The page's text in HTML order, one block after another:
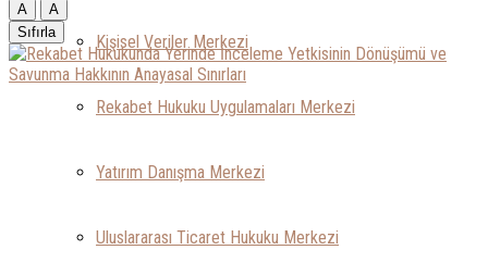
Kişisel Veriler Merkezi
Rekabet Hukuku Uygulamaları Merkezi
Yatırım Danışma Merkezi
Uluslararası Ticaret Hukuku Merkezi
A
A
Sıfırla